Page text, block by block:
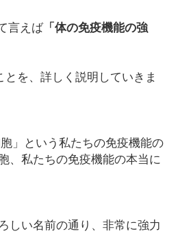
言えば「体の免疫機能の強
を、詳しく説明していきま
」という私たちの免疫機能の
、私たちの免疫機能の本当に
しい名前の通り、非常に強力